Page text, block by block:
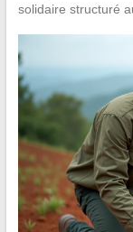
solidaire structuré